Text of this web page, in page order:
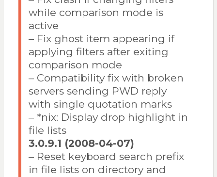
while comparison mode is
active
– Fix ghost item appearing if
applying filters after exiting
comparison mode
– Compatibility fix with broken
servers sending PWD reply
with single quotation marks
– *nix: Display drop highlight in
file lists
3.0.9.1 (2008-04-07)
– Reset keyboard search prefix
in file lists on directory and